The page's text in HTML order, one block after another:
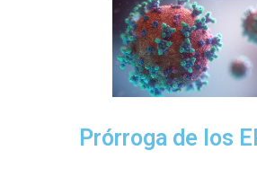
Prórroga de los